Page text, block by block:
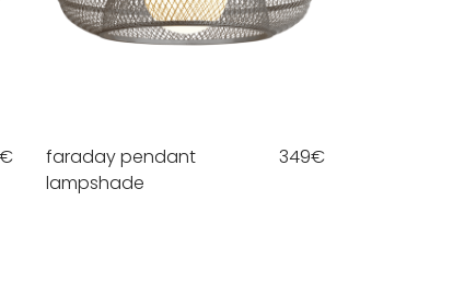
€
faraday pendant
lampshade
349€